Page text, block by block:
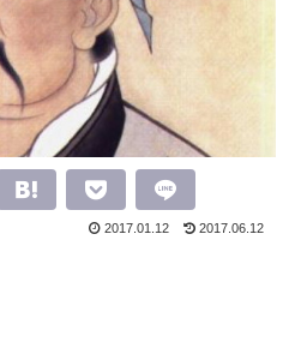
2017.01.12 2017.06.12